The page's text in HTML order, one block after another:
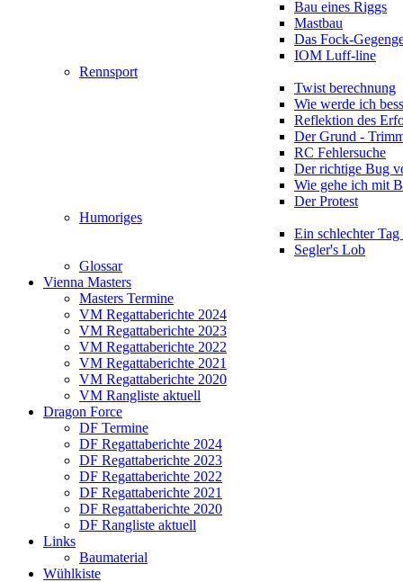
Bau eines Riggs
Mastbau
Das Fock-
IOM Luff-line
Rennsport
Twist berechnung
Wie werde ich
Reflektion des
Der Grund -
RC Fehlersuche
Der richtige Bug
Wie gehe ich mit
Der Protest
Humoriges
Ein schlechter Tag
Segler's Lob
Glossar
Vienna Masters
Masters Termine
VM Regattaberichte 2024
VM Regattaberichte 2023
VM Regattaberichte 2022
VM Regattaberichte 2021
VM Regattaberichte 2020
VM Rangliste aktuell
Dragon Force
DF Termine
DF Regattaberichte 2024
DF Regattaberichte 2023
DF Regattaberichte 2022
DF Regattaberichte 2021
DF Regattaberichte 2020
DF Rangliste aktuell
Links
Baumaterial
Wühlkiste